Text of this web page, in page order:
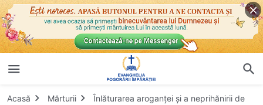
Acasă Mărturii
Înlăturarea aroganței și a neprihănirii de